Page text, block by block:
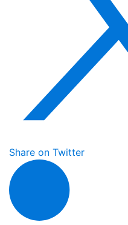
Share on Twitter